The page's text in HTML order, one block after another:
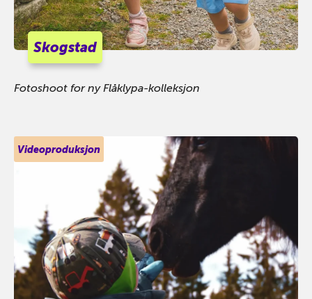
Skogstad
Fotoshoot for ny Flåklypa-kolleksjon
Videoproduksjon